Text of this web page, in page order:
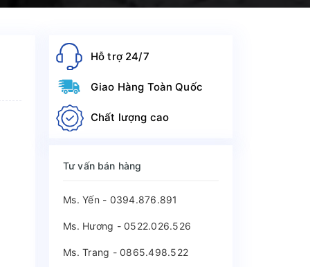
Hỗ trợ 24/7
Giao Hàng Toàn Quốc
Chất lượng cao
Tư vấn bán hàng
Ms. Yến - 0394.876.891
Ms. Hương - 0522.026.526
Ms. Trang - 0865.498.522